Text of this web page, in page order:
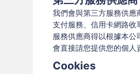
我們會與第三方服務供應
支付服務、信用卡網路收
服務供應商得以根據本
會直接請您提供您的個人
Cookies